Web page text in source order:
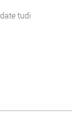
tudi